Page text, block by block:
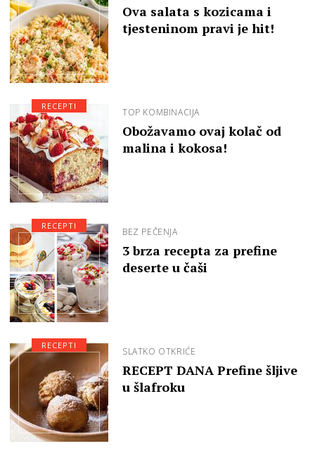
Ova salata s kozicama i
tjesteninom pravi je hit!
TOP KOMBINACIJA
Obožavamo ovaj kolač od
malina i kokosa!
RECEPTI
BEZ PEČENJA
3 brza recepta za prefine
deserte u čaši
RECEPTI
SLATKO OTKRIĆE
RECEPT DANA Prefine šljive
u šlafroku
RECEPTI